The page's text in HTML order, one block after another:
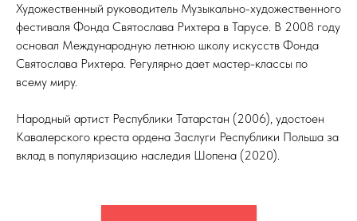
Художественный руководитель Музыкально-художественного
фестиваля Фонда Святослава Рихтера в Тарусе. В 2008 году
основал Международную летнюю школу искусств Фонда
Святослава Рихтера. Регулярно дает мастер-классы по
всему миру.
Народный артист Республики Татарстан (2006), удостоен
Кавалерского креста ордена Заслуги Республики Польша за
вклад в популяризацию наследия Шопена (2020).